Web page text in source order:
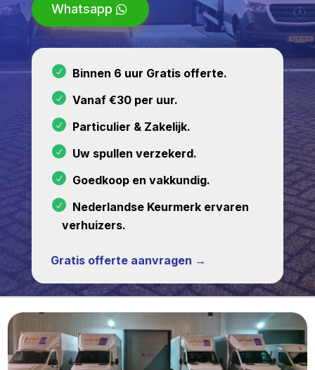
Whatsapp
Binnen 6 uur Gratis offerte.
Vanaf €30 per uur.
Particulier & Zakelijk.
Uw spullen verzekerd.
Goedkoop en vakkundig.
Nederlandse Keurmerk ervaren
verhuizers.
Gratis offerte aanvragen →